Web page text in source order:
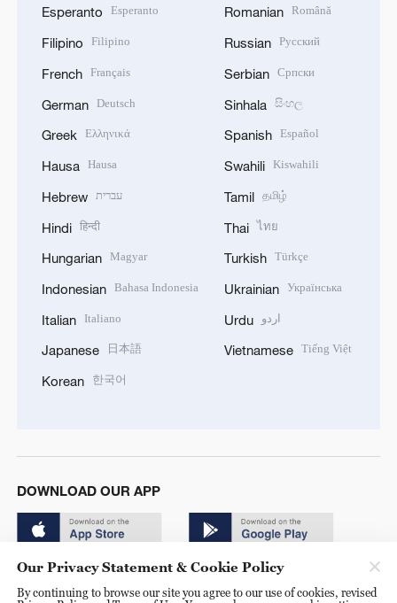
Esperanto Esperanto
Filipino Filipino
French Français
German Deutsch
Greek Ελληνικά
Hausa Hausa
Hebrew עברית
Hindi हिन्दी
Hungarian Magyar
Indonesian Bahasa Indonesia
Italian Italiano
Japanese 日本語
Korean 한국어
Romanian Română
Russian Русский
Serbian Српски
Sinhala සිංහල
Spanish Español
Swahili Kiswahili
Tamil தமிழ்
Thai ไทย
Turkish Türkçe
Ukrainian Українська
Urdu اردو
Vietnamese Tiếng Việt
DOWNLOAD OUR APP
Our Privacy Statement & Cookie Policy
By continuing to browse our site you agree to our use of cookies, revised